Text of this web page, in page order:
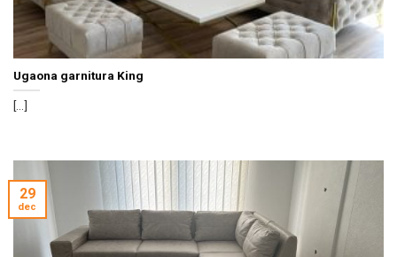
Ugaona garnitura King
[...]
29
dec